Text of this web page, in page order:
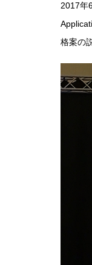
2017年
格案の